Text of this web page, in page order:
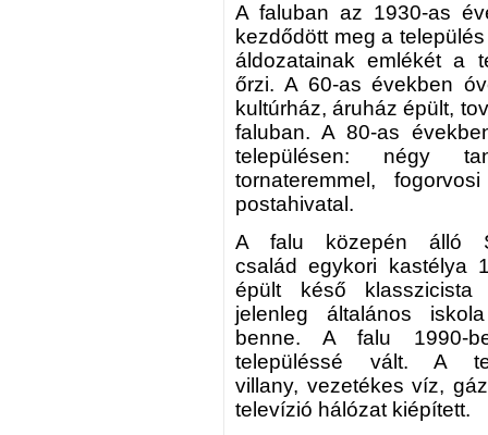
A faluban az 1930-as
kezdődött meg a
áldozatainak emlékét a
őrzi. A 60-as években
kultúrház, áruház épült,
faluban. A 80-as
településen: négy
tornateremmel,
postahivatal.
A falu közepén álló
család egykori kastélya
épült késő klasszicista
jelenleg általános
benne. A falu 1990-
településsé vált. A
villany, vezetékes víz,
televízió hálózat kiépített.